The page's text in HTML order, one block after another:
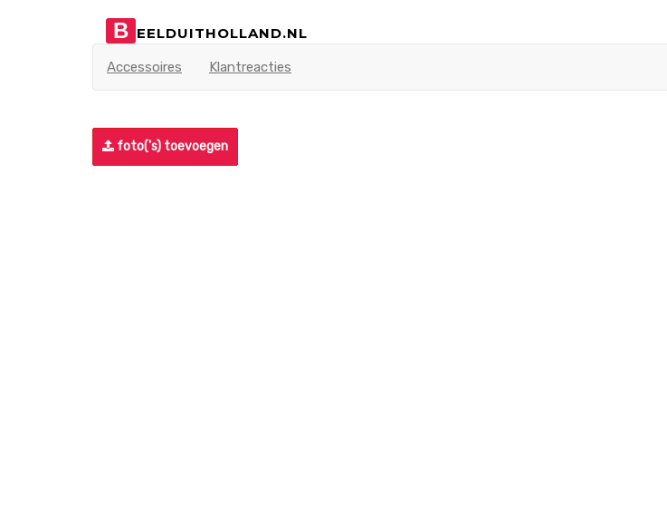
B EELDUITHOLLAND.NL
Accessoires Klantreacties
foto('s) toevoegen